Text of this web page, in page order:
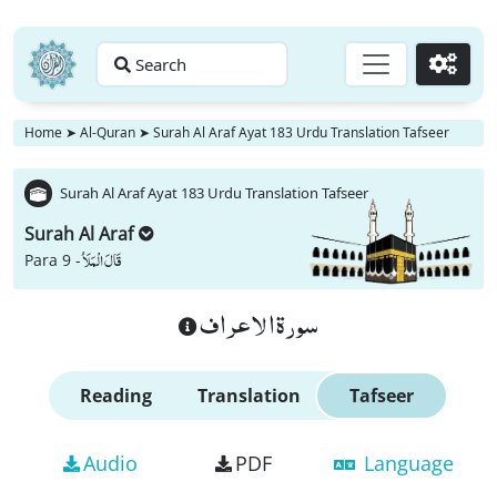
Search Go
Home ➤ Al-Quran ➤ Surah Al Araf Ayat 183 Urdu Translation Tafseer
Surah Al Araf Ayat 183 Urdu Translation Tafseer
Surah Al Araf
Para 9 -قَالَ الْمَلَاُ
سورة الاعراف
Reading Translation Tafseer
Audio PDF Language